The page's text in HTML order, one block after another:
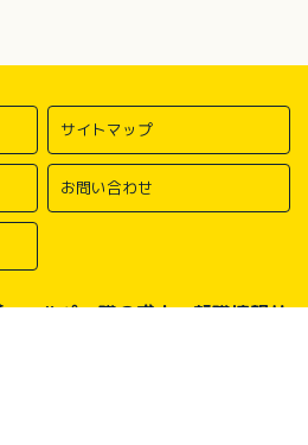
サイトマップ
お問い合わせ
ヘルパー職の求人・転職情報サ